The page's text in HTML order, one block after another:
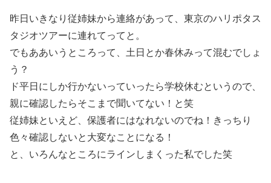
昨日いきなり従姉妹から連絡があって、東京のハリポタス
タジオツアーに連れてってと。
でもああいうところって、土日とか春休みって混むでしょ
う？
ド平日にしか行かないっていったら学校休むというので、
親に確認したらそこまで聞いてない！と笑
従姉妹といえど、保護者にはなれないのでね！きっちり
色々確認しないと大変なことになる！
と、いろんなところにラインしまくった私でした笑